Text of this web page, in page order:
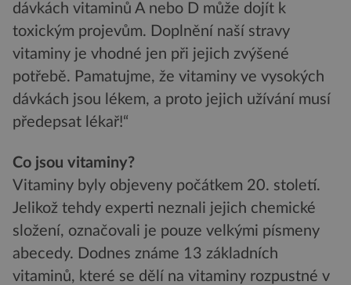
dávkách vitaminů A nebo D může dojít k
toxickým projevům. Doplnění naší stravy
vitaminy je vhodné jen při jejich zvýšené
potřebě. Pamatujme, že vitaminy ve vysokých
dávkách jsou lékem, a proto jejich užívání musí
předepsat lékař!“
Co jsou vitaminy?
Vitaminy byly objeveny počátkem 20. století.
Jelikož tehdy experti neznali jejich chemické
složení, označovali je pouze velkými písmeny
abecedy. Dodnes známe 13 základních
vitaminů, které se dělí na vitaminy rozpustné v